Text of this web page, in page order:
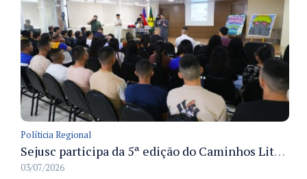
Políticia Regional
Sejusc participa da 5ª edição do Caminhos Literários com foco na cultura hip-hop nas unidades socioeducativas
03/07/2026